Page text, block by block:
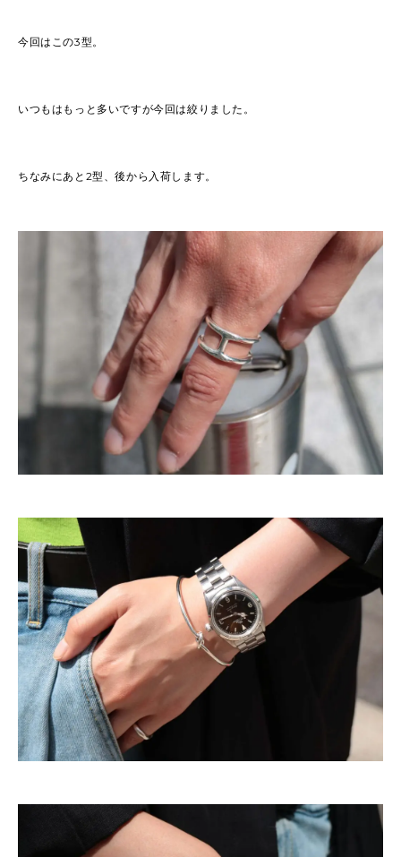
今回はこの3型。
いつもはもっと多いですが今回は絞りました。
ちなみにあと2型、後から入荷します。